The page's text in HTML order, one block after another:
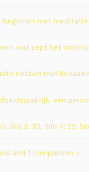
beginnen met meditatie
wat zegt het
hebben met
een
Silo 3: 30, Silo 4: 25,
and 1 comparison ✓